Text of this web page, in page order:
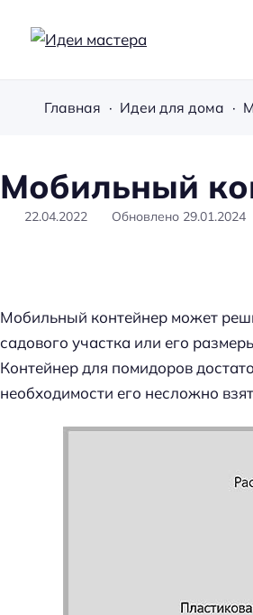
а
с
а
Главная Идеи для дома
Мобильный
22.04.2022 Обновлено 29.01.2024
Мобильный контейнер может
садового участка или его
Контейнер для помидоров
необходимости его несложно